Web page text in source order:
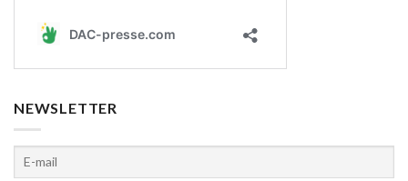
NEWSLETTER